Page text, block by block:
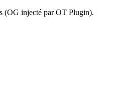
(OG injecté par OT Plugin).